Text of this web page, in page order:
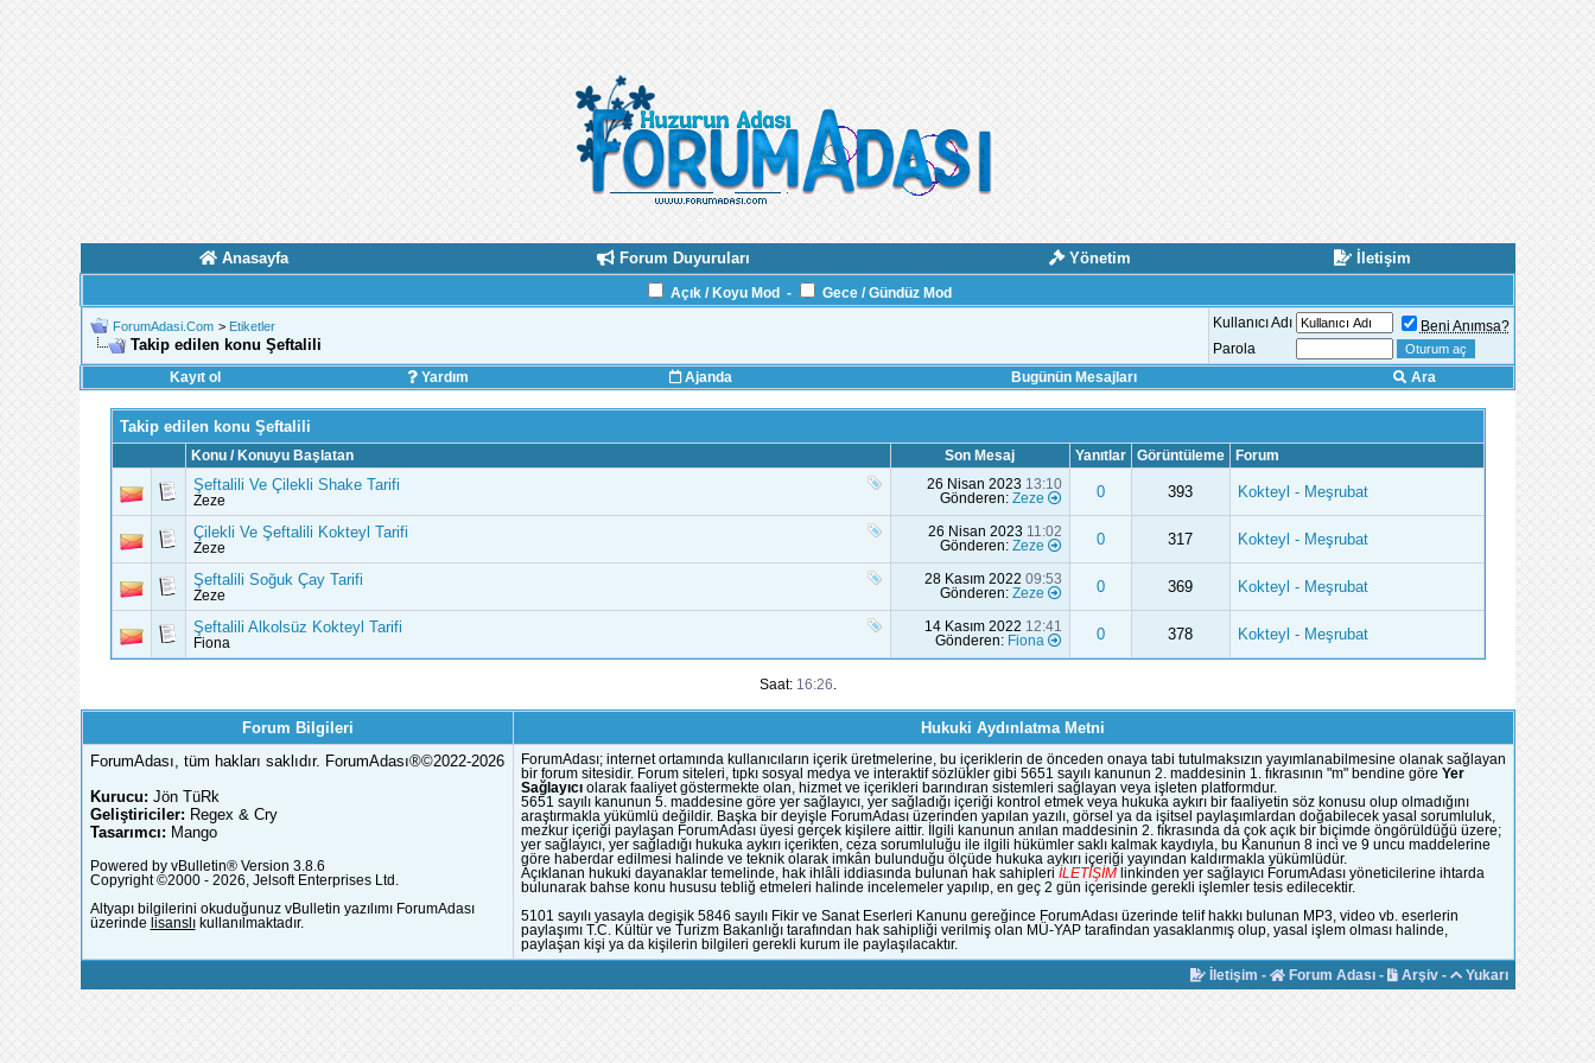
Anasayfa Forum Duyuruları Yönetim İletişim
Açık / Koyu Mod - Gece / Gündüz Mod
ForumAdasi.Com > Etiketler
Takip edilen konu Şeftalili
Kullanıcı Adı
Beni Anımsa?
Parola
Kayıt ol
Yardım Ajanda Bugünün Mesajları Ara
Takip edilen konu Şeftalili
Konu / Konuyu Başlatan Son Mesaj Yanıtlar Görüntüleme Forum
Şeftalili Ve Çilekli Shake Tarifi
Zeze
26 Nisan 2023 13:10
Gönderen: Zeze 0 393 Kokteyl - Meşrubat
Çilekli Ve Şeftalili Kokteyl Tarifi
Zeze
26 Nisan 2023 11:02
Gönderen: Zeze 0 317 Kokteyl - Meşrubat
Şeftalili Soğuk Çay Tarifi
Zeze
28 Kasım 2022 09:53
Gönderen: Zeze 0 369 Kokteyl - Meşrubat
Şeftalili Alkolsüz Kokteyl Tarifi
Fiona
14 Kasım 2022 12:41
Gönderen: Fiona 0 378 Kokteyl - Meşrubat
Saat: 16:26
Forum Bilgileri
Hukuki Aydınlatma Metni
ForumAdası, tüm hakları saklıdır. ForumAdası®©2022-2026
Kurucu: Jön TüRk
Geliştiriciler: Regex & Cry
Tasarımcı: Mango
Powered by vBulletin® Version 3.8.6
Copyright ©2000 - 2026, Jelsoft Enterprises Ltd.
Altyapı bilgilerini okuduğunuz vBulletin yazılımı ForumAdası
üzerinde lisanslıkullanılmaktadır.
ForumAdası; internet ortamında kullanıcıların içerik üretmelerine, bu içeriklerin de önceden onaya tabi tutulmaksızın yayımlanabilmesine olanak sağlayan
bir forum sitesidir. Forum siteleri, tıpkı sosyal medya ve interaktif sözlükler gibi 5651 sayılı kanunun 2. maddesinin 1. fıkrasının "m" bendine göre Yer
Sağlayıcıolarak faaliyet göstermekte olan, hizmet ve içerikleri barındıran sistemleri sağlayan veya işleten platformdur.
5651 sayılı kanunun 5. maddesine göre yer sağlayıcı, yer sağladığı içeriği kontrol etmek veya hukuka aykırı bir faaliyetin söz konusu olup olmadığını
araştırmakla yükümlü değildir. Başka bir deyişle ForumAdası üzerinden yapılan yazılı, görsel ya da işitsel paylaşımlardan doğabilecek yasal sorumluluk,
mezkur içeriği paylaşan ForumAdası üyesi gerçek kişilere aittir. İlgili kanunun anılan maddesinin 2. fıkrasında da çok açık bir biçimde öngörüldüğü üzere;
yer sağlayıcı, yer sağladığı hukuka aykırı içerikten, ceza sorumluluğu ile ilgili hükümler saklı kalmak kaydıyla, bu Kanunun 8 inci ve 9 uncu maddelerine
göre haberdar edilmesi halinde ve teknik olarak imkân bulunduğu ölçüde hukuka aykırı içeriği yayından kaldırmakla yükümlüdür.
Açıklanan hukuki dayanaklar temelinde, hak ihlâli iddiasında bulunan hak sahipleri İLETİŞİMlinkinden yer sağlayıcı ForumAdası yöneticilerine ihtarda
bulunarak bahse konu hususu tebliğ etmeleri halinde incelemeler yapılıp, en geç 2 gün içerisinde gerekli işlemler tesis edilecektir.
5101 sayılı yasayla degişik 5846 sayılı Fikir ve Sanat Eserleri Kanunu gereğince ForumAdası üzerinde telif hakkı bulunan MP3, video vb. eserlerin
paylaşımı T.C. Kültür ve Turizm Bakanlığı tarafından hak sahipliği verilmiş olan MÜ-YAP tarafindan yasaklanmış olup, yasal işlem olması halinde,
paylaşan kişi ya da kişilerin bilgileri gerekli kurum ile paylaşılacaktır.
İletişim - Forum Adası- Arşiv- Yukarı